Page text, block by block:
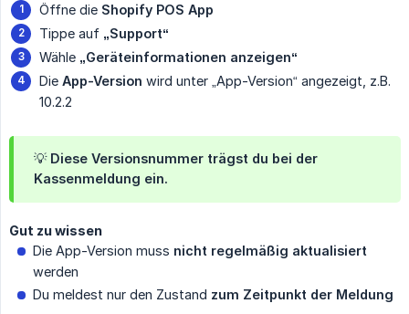
Öffne die Shopify POS App
Tippe auf „Support“
Wähle „Geräteinformationen anzeigen“
Die App-Version wird unter „App-Version“ angezeigt, z.B.
10.2.2
💡 Diese Versionsnummer trägst du bei der
Kassenmeldung ein.
Gut zu wissen
Die App-Version muss nicht regelmäßig aktualisiert
werden
Du meldest nur den Zustand zum Zeitpunkt der Meldung